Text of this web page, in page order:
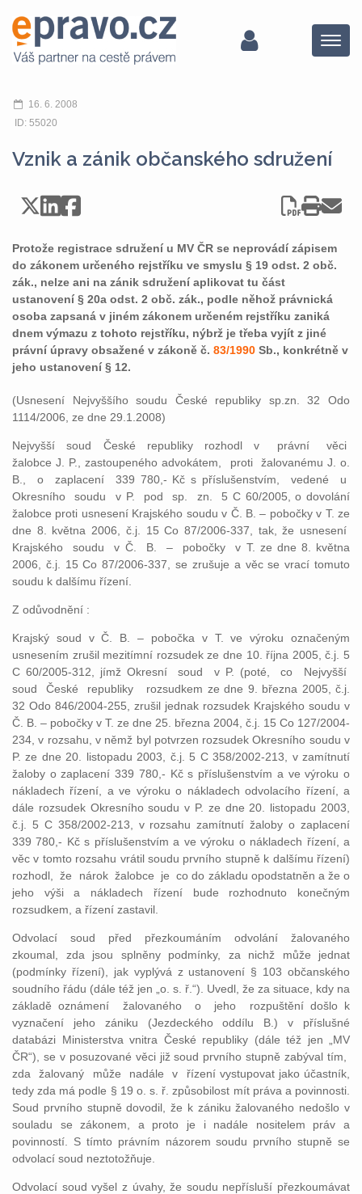
Menu
16. 6. 2008
ID: 55020
Vznik a zánik občanského sdružení
Protože registrace sdružení u MV ČR se neprovádí zápisem
do zákonem určeného rejstříku ve smyslu § 19 odst. 2 obč.
zák., nelze ani na zánik sdružení aplikovat tu část
ustanovení § 20a odst. 2 obč. zák., podle něhož právnická
osoba zapsaná v jiném zákonem určeném rejstříku zaniká
dnem výmazu z tohoto rejstříku, nýbrž je třeba vyjít z jiné
právní úpravy obsažené v zákoně č. 83/1990 Sb., konkrétně v
jeho ustanovení § 12.
(Usnesení Nejvyššího soudu České republiky sp.zn. 32 Odo
1114/2006, ze dne 29.1.2008)
Nejvyšší soud České republiky rozhodl v právní věci
žalobce J. P., zastoupeného advokátem, proti žalovanému J. o.
B., o zaplacení 339 780,- Kč s příslušenstvím, vedené u
Okresního soudu v P. pod sp. zn. 5 C 60/2005, o dovolání
žalobce proti usnesení Krajského soudu v Č. B. – pobočky v T. ze
dne 8. května 2006, č.j. 15 Co 87/2006-337, tak, že usnesení
Krajského soudu v Č. B. – pobočky v T. ze dne 8. května
2006, č.j. 15 Co 87/2006-337, se zrušuje a věc se vrací tomuto
soudu k dalšímu řízení.
Z odůvodnění :
Krajský soud v Č. B. – pobočka v T. ve výroku označeným
usnesením zrušil mezitímní rozsudek ze dne 10. října 2005, č.j. 5
C 60/2005-312, jímž Okresní soud v P. (poté, co Nejvyšší
soud České republiky rozsudkem ze dne 9. března 2005, č.j.
32 Odo 846/2004-255, zrušil jednak rozsudek Krajského soudu v
Č. B. – pobočky v T. ze dne 25. března 2004, č.j. 15 Co 127/2004-
234, v rozsahu, v němž byl potvrzen rozsudek Okresního soudu v
P. ze dne 20. listopadu 2003, č.j. 5 C 358/2002-213, v zamítnutí
žaloby o zaplacení 339 780,- Kč s příslušenstvím a ve výroku o
nákladech řízení, a ve výroku o nákladech odvolacího řízení, a
dále rozsudek Okresního soudu v P. ze dne 20. listopadu 2003,
č.j. 5 C 358/2002-213, v rozsahu zamítnutí žaloby o zaplacení
339 780,- Kč s příslušenstvím a ve výroku o nákladech řízení, a
věc v tomto rozsahu vrátil soudu prvního stupně k dalšímu řízení)
rozhodl, že nárok žalobce je co do základu opodstatněn a že o
jeho výši a nákladech řízení bude rozhodnuto konečným
rozsudkem, a řízení zastavil.
Odvolací soud před přezkoumáním odvolání žalovaného
zkoumal, zda jsou splněny podmínky, za nichž může jednat
(podmínky řízení), jak vyplývá z ustanovení § 103 občanského
soudního řádu (dále též jen „o. s. ř.“). Uvedl, že za situace, kdy na
základě oznámení žalovaného o jeho rozpuštění došlo k
vyznačení jeho zániku (Jezdeckého oddílu B.) v příslušné
databázi Ministerstva vnitra České republiky (dále též jen „MV
ČR“), se v posuzované věci již soud prvního stupně zabýval tím,
zda žalovaný může nadále v řízení vystupovat jako účastník,
tedy zda má podle § 19 o. s. ř. způsobilost mít práva a povinnosti.
Soud prvního stupně dovodil, že k zániku žalovaného nedošlo v
souladu se zákonem, a proto je i nadále nositelem práv a
povinností. S tímto právním názorem soudu prvního stupně se
odvolací soud neztotožňuje.
Odvolací soud vyšel z úvahy, že soudu nepřísluší přezkoumávat